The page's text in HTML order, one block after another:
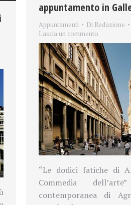
appuntamento in
Appuntamenti Di Redazione
Lascia un commento
“Le dodici fatiche di
Commedia
contemporanea di